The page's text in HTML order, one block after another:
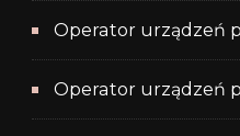
Operator urządzeń
Operator urządzeń